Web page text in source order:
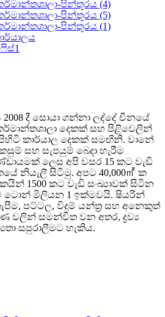
දී සොයා ගන්නා ලද්දේ චීනයේ
දෙකක් සහ පිළිවෙලින්
කාර්යාල දෙකක් සමඟිනි. වානේ
සහ සැපයුම් බෙදා හැරීම
ලෙස අපි වසර 15 කට වැඩි
නියැලී සිටිමු. අපට 40,000㎡ ක
1500 කට වැඩි සංඛ්‍යාවක් සිටින
ටොන් මිලියන 1 ඉක්මවයි. ෂියරින්
පට්ටල, විදුම් යන්ත්‍ර සහ අනෙකුත්
වලින් සමන්විත වන අතර, ද්‍රව්‍ය
සපුරාලීමට හැකිය.